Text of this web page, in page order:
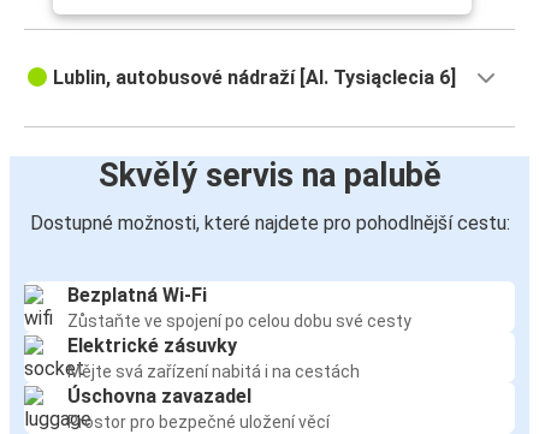
Lublin, autobusové nádraží [Al. Tysiąclecia 6]
Skvělý servis na palubě
Dostupné možnosti, které najdete pro pohodlnější cestu:
Bezplatná Wi-Fi
Zůstaňte ve spojení po celou dobu své cesty
Elektrické zásuvky
Mějte svá zařízení nabitá i na cestách
Úschovna zavazadel
Prostor pro bezpečné uložení věcí